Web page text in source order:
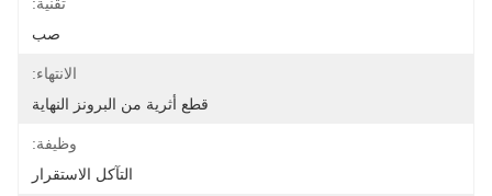
صب
الانتهاء:
قطع أثرية من البرونز النهاية
وظيفة:
التآكل الاستقرار